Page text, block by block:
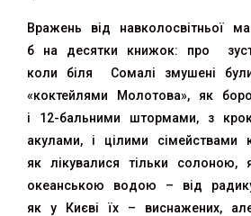
Вражень від навколосвітньої
б на десятки книжок: про
коли біля Сомалі змушені
«коктейлями Молотова», як
і 12-бальними штормами, з
акулами, і цілими
як лікувалися тільки солоною,
океанською водою – від
як у Києві їх – виснажених,